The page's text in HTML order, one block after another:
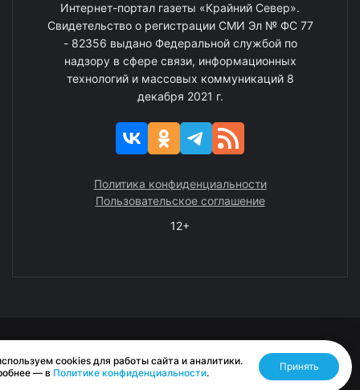
Интернет-портал газеты «Крайний Север».
Свидетельство о регистрации СМИ Эл № ФС 77
- 82356 выдано Федеральной службой по
надзору в сфере связи, информационных
технологий и массовых коммуникаций 8
декабря 2021 г.
Политика конфиденциальности
Пользовательское соглашение
12+
Разработано RASA
cookies для работы сайта и аналитики.
— в Политике конфиденциальности.
Принять